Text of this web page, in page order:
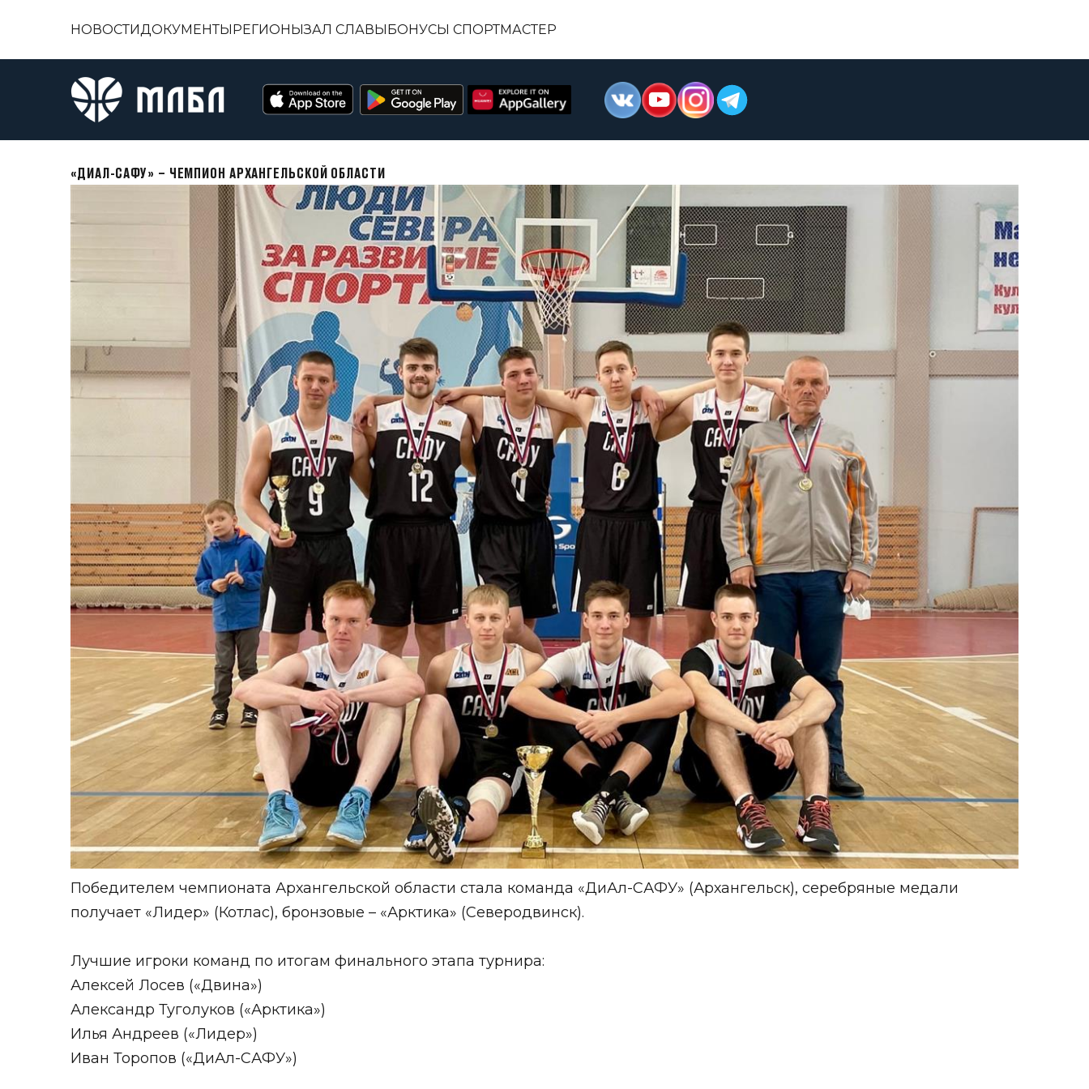
НОВОСТИДОКУМЕНТЫРЕГИОНЫЗАЛ СЛАВЫБОНУСЫ СПОРТМАСТЕР
«ДИАЛ-САФУ» – ЧЕМПИОН АРХАНГЕЛЬСКОЙ ОБЛАСТИ
Победителем чемпионата Архангельской области стала команда «ДиАл-САФУ» (Архангельск), серебряные медали
получает «Лидер» (Котлас), бронзовые – «Арктика» (Северодвинск).
Лучшие игроки команд по итогам финального этапа турнира:
Алексей Лосев («Двина»)
Александр Туголуков («Арктика»)
Илья Андреев («Лидер»)
Иван Торопов («ДиАл-САФУ»)